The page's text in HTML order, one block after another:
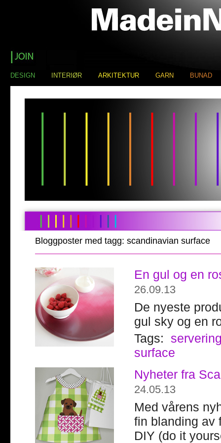
DESIGN INTERIØR ARKITEKTUR GARN BUNAD
Bloggposter med tagg: scandinavian surface
En gul og en
26.09.13
De nyeste
gul sky og en
Tags:
surface
Nyheter fra
24.05.13
Med vårens
fin blanding av
DIY (do it